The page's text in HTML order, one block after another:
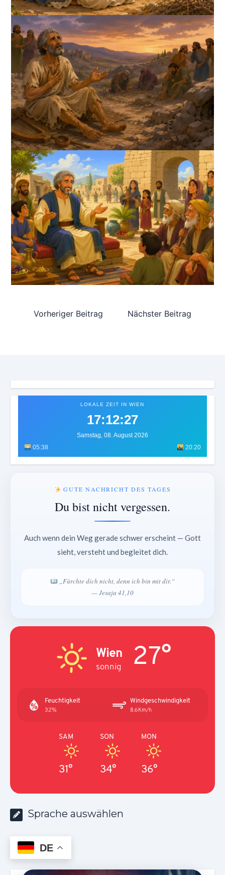
Vorheriger Beitrag Nächster Beitrag
LOKALE ZEIT IN WIEN
17:12:30
Samstag, 08. August 2026
05:38
20:20
GUTE NACHRICHT DES TAGES
Du bist nicht vergessen.
Auch wenn dein Weg gerade schwer erscheint — Gott
sieht, versteht und begleitet dich.
„Fürchte dich nicht, denn ich bin mit dir.“
— Jesaja 41,10
Wien
sonnig 27°
Feuchtigkeit
32%
Windgeschwindigkeit
8.6Km/h
SAM
31°
SON
34°
MON
36°
Sprache auswählen
DE